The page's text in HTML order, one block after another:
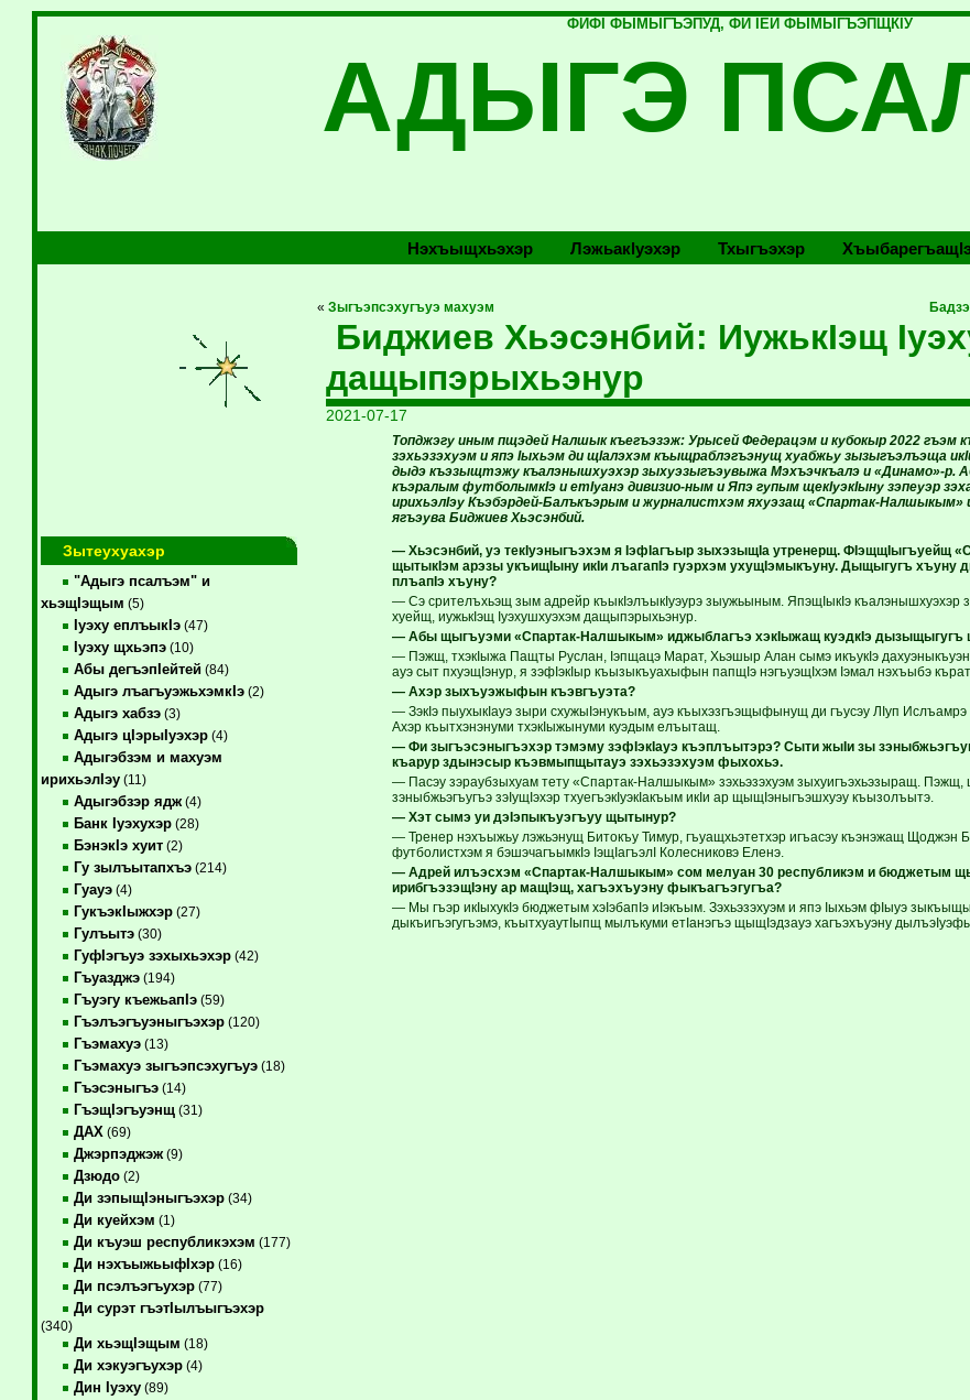
ФИФI ФЫМЫГЪЭПУД, ФИ IЕЙ ФЫМЫГЪЭПЩКIУ
АДЫГЭ
Нэхъыщхьэхэр Лэжьакlуэхэр Тхыгъэхэр
Зытеухуахэр
"Адыгэ псалъэм" и
хьэщIэщым (5)
Iуэху еплъыкIэ(47)
Iуэху щхьэпэ(10)
Абы дегъэпIейтей(84)
Адыгэ лъагъуэжьхэмкIэ(2)
Адыгэ хабзэ(3)
Адыгэ цIэрыIуэхэр(4)
Адыгэбзэм и махуэм
ирихьэлIэу(11)
Адыгэбзэр ядж(4)
Банк Iуэхухэр(28)
БэнэкIэ хуит(2)
Гу зылъытапхъэ(214)
Гуауэ(4)
ГукъэкIыжхэр(27)
Гулъытэ(30)
ГуфIэгъуэ зэхыхьэхэр(42)
Гъуазджэ(194)
Гъуэгу къежьапIэ(59)
Гъэлъэгъуэныгъэхэр(120)
Гъэмахуэ(13)
Гъэмахуэ зыгъэпсэхугъуэ(18)
Гъэсэныгъэ(14)
ГъэщIэгъуэнщ(31)
ДАХ (69)
Джэрпэджэж(9)
Дзюдо(2)
Ди зэпыщIэныгъэхэр(34)
Ди куейхэм (1)
Ди къуэш республикэхэм (177)
Ди нэхъыжьыфIхэр(16)
Ди псэлъэгъухэр(77)
Ди сурэт гъэтIылъыгъэхэр
(340)
Ди хьэщIэщым (18)
Ди хэкуэгъухэр(4)
Дин Iуэху(89)
« Зыгъэпсэхугъуэ махуэм
Биджиев Хьэсэнбий: ИужькIэщ
дащыпэрыхьэнур
2021-07-17
Топджэгу иным пщэдей Налшык къегъэзэж: Урысей Федерацэм и кубокыр 2022 гъэм
зэхьэзэхуэм и япэ Iыхьэм ди щIалэхэм къыщраблэгъэнущ хуабжьу зызыгъэлъэща
дыдэ къэзыщтэжу къалэнышхуэхэр зыхуэзыгъэувыжа Мэхъэчкъалэ и «Динамо»-р.
къэралым футболымкIэ и етIуанэ дивизио-ным и Япэ гупым щекIуэкIыну зэпеуэр
ирихьэлIэу Къэбэрдей-Балъкъэрым и журналистхэм яхуэзащ «Спартак-
ягъэува Биджиев Хьэсэнбий.
— Хьэсэнбий, уэ текIуэныгъэхэм я IэфIагъыр зыхэзыщIа утренерщ. ФIэщщIыгъуейщ
щытыкIэм арэзы укъищIыну икIи лъагапIэ гуэрхэм ухущIэмыкъуну. Дыщыгугъ хъуну
плъапIэ хъуну?
— Сэ срителъхьэщ зым адрейр къыкIэлъыкIуэурэ зыужьыным. ЯпэщIыкIэ къалэнышхуэхэр
хуейщ, иужькIэщ Iуэхушхуэхэм дащыпэрыхьэнур.
— Абы щыгъуэми «Спартак-Налшыкым» иджыблагъэ хэкIыжащ куэдкIэ дызыщыгугъ
— Пэжщ, тхэкIыжа Пащты Руслан, Iэпщацэ Марат, Хьэшыр Алан сымэ икъукIэ
ауэ сыт пхуэщIэнур, я зэфIэкIыр къызыкъуахыфын папщIэ нэгъуэщIхэм Iэмал нэхъыбэ
— Ахэр зыхъуэжыфын къэвгъуэта?
— ЗэкIэ пыухыкIауэ зыри схужыIэнукъым, ауэ къыхэзгъэщыфынущ ди гъусэу ЛIуп
Ахэр къытхэнэнуми тхэкIыжынуми куэдым елъытащ.
— Фи зыгъэсэныгъэхэр тэмэму зэфIэкIауэ къэплъытэрэ? Сыти жыIи зы
къарур здынэсыр къэвмыпщытауэ зэхьэзэхуэм фыхохьэ.
— Пасэу зэраубзыхуам тету «Спартак-Налшыкым» зэхьэзэхуэм зыхуигъэхьэзыращ. Пэжщ,
зэныбжьэгъугъэ зэIущIэхэр тхуегъэкIуэкIакъым икIи ар щыщIэныгъэшхуэу къызолъытэ.
— Хэт сымэ уи дэIэпыкъуэгъуу щытынур?
— Тренер нэхъыжьу лэжьэнущ Битокъу Тимур, гъуащхьэтетхэр игъасэу къэнэжащ Щоджэн
футболистхэм я бэшэчагъымкIэ IэщIагъэлI Колесниковэ Еленэ.
— Адрей илъэсхэм «Спартак-Налшыкым» сом мелуан 30 республикэм и бюджетым
ирибгъэзэщIэну ар мащIэщ, хагъэхъуэну фыкъагъэгугъа?
— Мы гъэр икIыхукIэ бюджетым хэIэбапIэ иIэкъым. Зэхьэзэхуэм и япэ Iыхьэм фIыуэ
дыкъигъэгугъэмэ, къытхуаутIыпщ мылъкуми етIанэгъэ щыщIэдзауэ хагъэхъуэну